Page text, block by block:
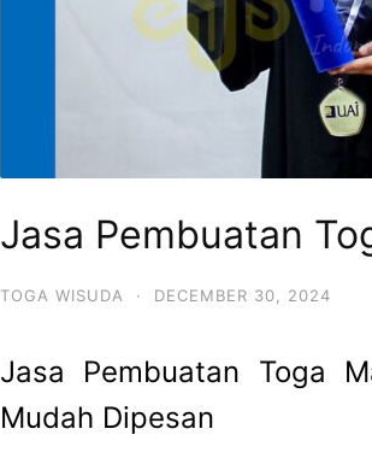
Jasa Pembuatan
TOGA WISUDA · DECEMBER 30, 2024
Jasa Pembuatan Toga
Mudah Dipesan